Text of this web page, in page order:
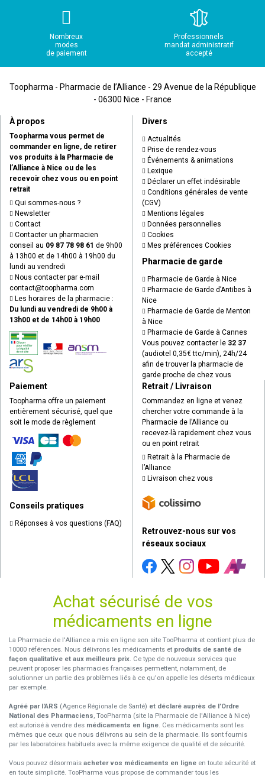
Nombreux
modes
de paiement
Professionnels
mandat administratif
accepté
Toopharma - Pharmacie de l’Alliance - 29 Avenue de la République
- 06300 Nice - France
À propos
Toopharma vous permet de
commander en ligne, de retirer
vos produits à la Pharmacie de
l’Alliance à Nice ou de les
recevoir chez vous ou en point
retrait
Qui sommes-nous ?
Newsletter
Contact
Contacter un pharmacien
conseil au 09 87 78 98 61 de 9h00
à 13h00 et de 14h00 à 19h00 du
lundi au vendredi
Nous contacter par e-mail
contact@toopharma.com
Les horaires de la pharmacie :
Du lundi au vendredi de 9h00 à
13h00 et de 14h00 à 19h00
Divers
Actualités
Prise de rendez-vous
Événements & animations
Lexique
Déclarer un effet indésirable
Conditions générales de vente
(CGV)
Mentions légales
Données personnelles
Cookies
Mes préférences Cookies
Pharmacie de garde
Pharmacie de Garde à Nice
Pharmacie de Garde d’Antibes à
Nice
Pharmacie de Garde de Menton
à Nice
Pharmacie de Garde à Cannes
Vous pouvez contacter le 32 37
(audiotel 0,35€ ttc/min), 24h/24
afin de trouver la pharmacie de
garde proche de chez vous
Paiement
Toopharma offre un paiement
entièrement sécurisé, quel que
soit le mode de règlement
Conseils pratiques
Réponses à vos questions (FAQ)
Retrait / Livraison
Commandez en ligne et venez
chercher votre commande à la
Pharmacie de l’Alliance ou
recevez-là rapidement chez vous
ou en point retrait
Retrait à la Pharmacie de
l’Alliance
Livraison chez vous
Retrouvez-nous sur vos
réseaux sociaux
Achat sécurisé de vos
médicaments en ligne
La Pharmacie de l'Alliance a mis en ligne son site TooPharma et contient plus de
10000 références. Nous délivrons les médicaments et produits de santé de
façon qualitative et aux meilleurs prix. Ce type de nouveaux services que
peuvent proposer les pharmacies françaises permettent, notamment, de
solutionner un partie des problèmes liés à ce qu'on appelle les déserts médicaux
par exemple.
Agréé par l'ARS (Agence Régionale de Santé) et déclaré auprès de l’Ordre
National des Pharmaciens, TooPharma (site la Pharmacie de l'Alliance à Nice)
est autorisé à vendre des médicaments en ligne. Ces médicaments sont les
mêmes que ceux que nous délivrons au sein de la pharmacie. Ils sont fournis
par les laboratoires habituels avec la même exigence de qualité et de sécurité.
Vous pouvez désormais acheter vos médicaments en ligne en toute sécurité et
en toute simplicité. TooPharma vous propose de commander tous les